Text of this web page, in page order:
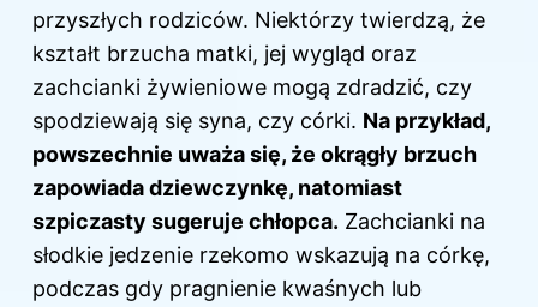
przyszłych rodziców. Niektórzy twierdzą, że
kształt brzucha matki, jej wygląd oraz
zachcianki żywieniowe mogą zdradzić, czy
spodziewają się syna, czy córki. Na przykład,
powszechnie uważa się, że okrągły brzuch
zapowiada dziewczynkę, natomiast
szpiczasty sugeruje chłopca. Zachcianki na
słodkie jedzenie rzekomo wskazują na córkę,
podczas gdy pragnienie kwaśnych lub